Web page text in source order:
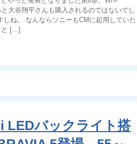
大谷翔平さんも購入されるのではないでし
しね。 なんならソニーもCMに起用していた
と […]
LEDバックライト搭